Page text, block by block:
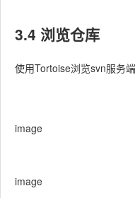
3.4 浏览仓库
使用Tortoise浏览svn服务
image
image